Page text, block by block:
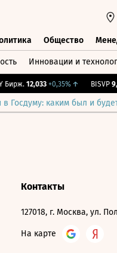
Общество
Инновации и
Бирж. 12,033 +0,35%↑ BISVP 9,7
Госдуму: каким был и
Контакты
127018, г. Москва, ул.
На карте